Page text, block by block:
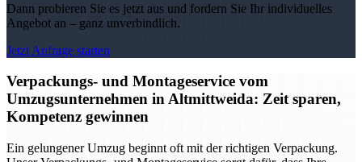
Dann probieren Sie es jetzt aus und fordern Sie Ihr individuelles
Angebot an – ganz unverbindlich.
Jetzt Anfrage starten
Verpackungs- und Montageservice vom
Umzugsunternehmen in Altmittweida: Zeit sparen,
Kompetenz gewinnen
Ein gelungener Umzug beginnt oft mit der richtigen Verpackung.